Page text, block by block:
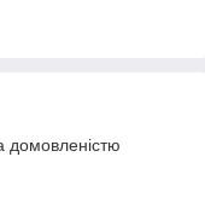
домовленістю